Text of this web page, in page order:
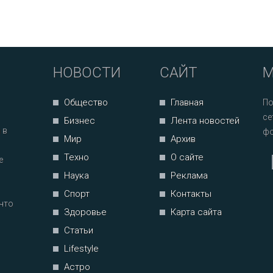
в
НОВОСТИ
Общество
Бизнес
Мир
Техно
Наука
Спорт
Здоровье
Статьи
Lifestyle
Астро
САЙТ
Главная
Лента новостей
Архив
О сайте
Реклама
Контакты
Карта сайта